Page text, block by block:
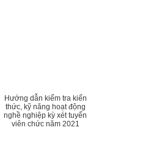
Hướng dẫn kiểm tra kiến
thức, kỹ năng hoạt động
nghề nghiệp kỳ xét tuyển
viên chức năm 2021